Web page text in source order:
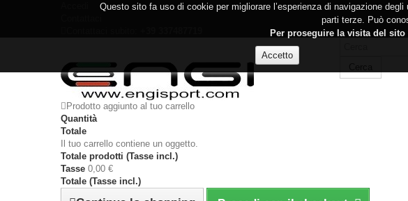
Prodotto aggiunto al tuo carrello
Quantità
Totale
Il tuo carrello contiene un oggetto.
Totale prodotti (Tasse incl.)
Tasse 0,00 €
Totale (Tasse incl.)
Questo sito fa uso di cookie per migliorare l’esperienza di navigazione
parti terze. Può
Per proseguire la visita del